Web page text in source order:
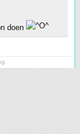
doen